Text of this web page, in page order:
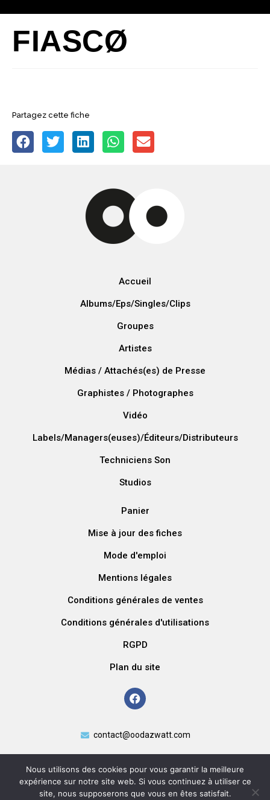
FIASCØ
Partagez cette fiche
Accueil
Albums/Eps/Singles/Clips
Groupes
Artistes
Médias / Attachés(es) de Presse
Graphistes / Photographes
Vidéo
Labels/Managers(euses)/Éditeurs/Distributeurs
Techniciens Son
Studios
Panier
Mise à jour des fiches
Mode d'emploi
Mentions légales
Conditions générales de ventes
Conditions générales d'utilisations
RGPD
Plan du site
contact@oodazwatt.com
Nous utilisons des cookies pour vous garantir la meilleure
expérience sur notre site web. Si vous continuez à utiliser ce
site, nous supposerons que vous en êtes satisfait.